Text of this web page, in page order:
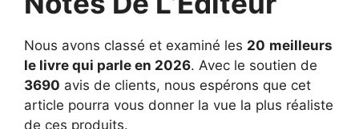
Nous avons classé et examiné les 20 meilleurs
le livre qui parle en 2026. Avec le soutien de
3690 avis de clients, nous espérons que cet
article pourra vous donner la vue la plus réaliste
de ces produits.